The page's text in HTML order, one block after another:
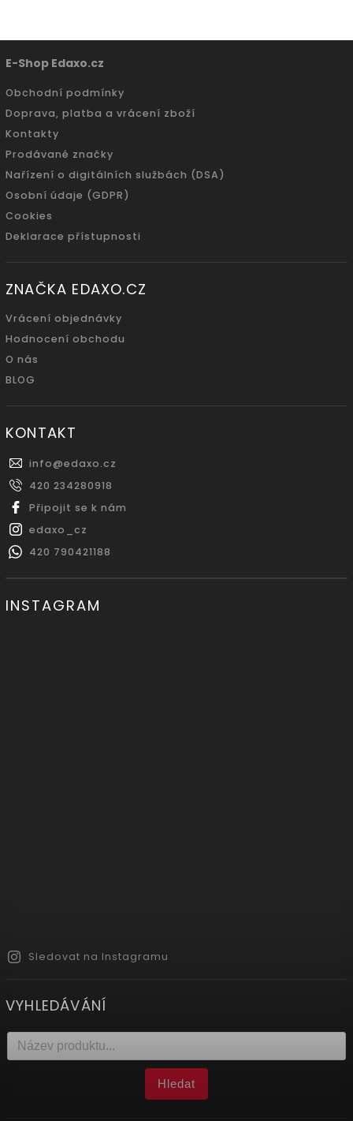
E-Shop Edaxo.cz
Obchodní podmínky
Doprava, platba a vrácení zboží
Kontakty
Prodávané značky
Nařízení o digitálních službách (DSA)
Osobní údaje (GDPR)
Cookies
Deklarace přístupnosti
ZNAČKA EDAXO.CZ
Vrácení objednávky
Hodnocení obchodu
O nás
BLOG
KONTAKT
info@edaxo.cz
420 234280918
Připojit se k nám
edaxo_cz
420 790421188
INSTAGRAM
Sledovat na Instagramu
VYHLEDÁVÁNÍ
Hledat